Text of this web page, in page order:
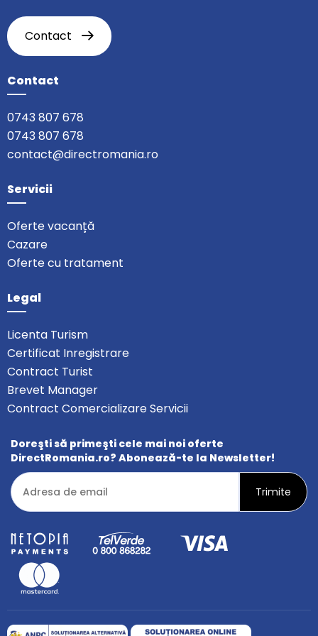
Contact
Contact
0743 807 678
0743 807 678
contact@directromania.ro
Servicii
Oferte vacanță
Cazare
Oferte cu tratament
Legal
Licenta Turism
Certificat Inregistrare
Contract Turist
Brevet Manager
Contract Comercializare Servicii
Doreşti să primeşti cele mai noi oferte
DirectRomania.ro? Abonează-te la Newsletter!